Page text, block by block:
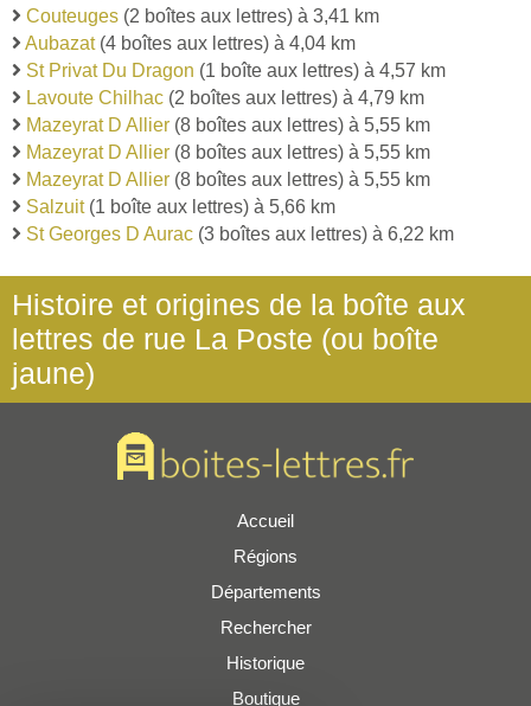
Couteuges (2 boîtes aux lettres) à 3,41 km
Aubazat(4 boîtes aux lettres) à 4,04 km
St Privat Du Dragon (1 boîte aux lettres) à 4,57 km
Lavoute Chilhac (2 boîtes aux lettres) à 4,79 km
Mazeyrat D Allier (8 boîtes aux lettres) à 5,55 km
Mazeyrat D Allier (8 boîtes aux lettres) à 5,55 km
Mazeyrat D Allier (8 boîtes aux lettres) à 5,55 km
Salzuit(1 boîte aux lettres) à 5,66 km
St Georges D Aurac (3 boîtes aux lettres) à 6,22 km
Histoire et origines de la boîte aux
lettres de rue La Poste (ou boîte
jaune)
Accueil
Régions
Départements
Rechercher
Historique
Boutique